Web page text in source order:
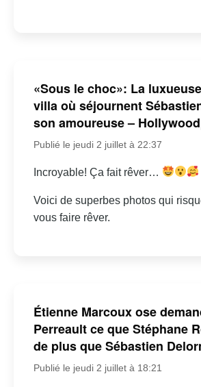
«Sous le choc»: La
villa où séjournent
son amoureuse –
Publié le jeudi 2 juillet à 22:37
Incroyable! Ça fait rêver…
Voici de superbes photos qui
vous faire rêver.
Étienne Marcoux ose
Perreault ce que Stéphane
de plus que Sébastien
Publié le jeudi 2 juillet à 18:21